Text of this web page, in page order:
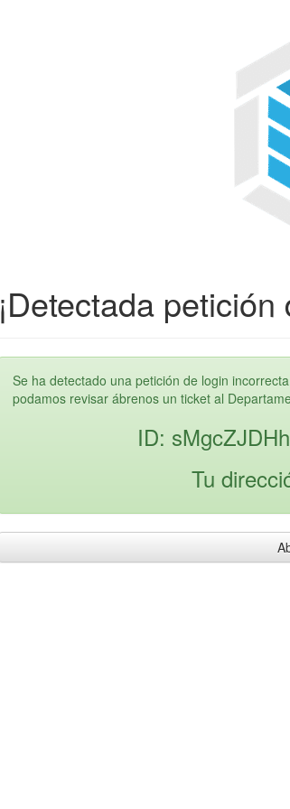
¡Detectada
Se ha detectado una petición de login
podamos revisar ábrenos un ticket al
ID:
Tu